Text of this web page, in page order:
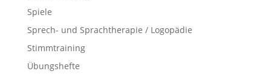
Spiele
Sprech- und Sprachtherapie / Logopädie
Stimmtraining
Übungshefte